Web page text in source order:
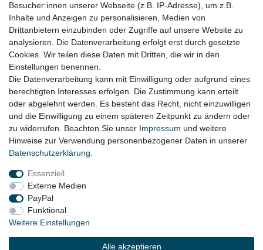
Wasserpumpe Kühlmittelpumpe 06H121601M
VW Beetle Scirocco Audi A4 8W A5 F5 Q7 4M
56,95 € *
In den Warenkorb
Lieferzeit etwa 1 bis 3 Werktage
Besucher:innen unserer Webseite (z.B. IP-Adresse), um z.B.
Inhalte und Anzeigen zu personalisieren, Medien von
Drittanbietern einzubinden oder Zugriffe auf unsere Website zu
analysieren. Die Datenverarbeitung erfolgt erst durch gesetzte
Cookies. Wir teilen diese Daten mit Dritten, die wir in den
Einstellungen benennen.
Die Datenverarbeitung kann mit Einwilligung oder aufgrund eines
berechtigten Interesses erfolgen. Die Zustimmung kann erteilt
oder abgelehnt werden. Es besteht das Recht, nicht einzuwilligen
und die Einwilligung zu einem späteren Zeitpunkt zu ändern oder
zu widerrufen. Beachten Sie unser Impressum und weitere
Hinweise zur Verwendung personenbezogener Daten in unserer
Daten­schutz­erklärung
Essenziell
Externe Medien
PayPal
Funktional
Weitere Einstellungen
Alle akzeptieren
Impressum
Widerrufs­recht
© Copyright 2026 | Alle Rechte vorbehalten.